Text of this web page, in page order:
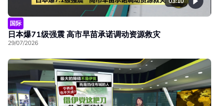
国际
日本爆71级强震 高市早苗承诺调动资源救灾
29/07/2026